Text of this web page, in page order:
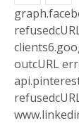
outcURL